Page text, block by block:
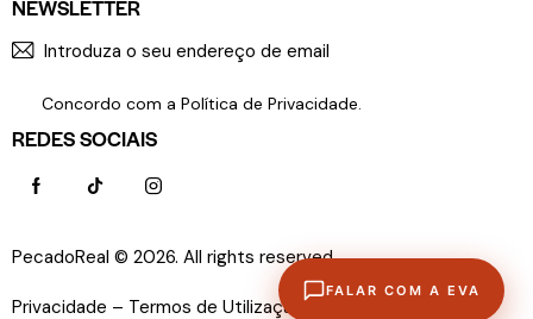
NEWSLETTER
Concordo com a Política de Privacidade.
REDES SOCIAIS
PecadoReal © 2026. All rights reserved.
Política de
Privacidade – Termos de Utilização –
FALAR COM A EVA